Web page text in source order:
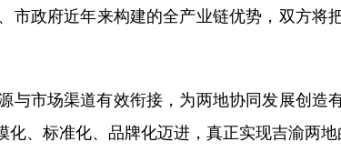
市政府近年来构建的全产业链优势，双方将
市场渠道有效衔接，为两地协同发展创造
、标准化、品牌化迈进，真正实现吉渝两地